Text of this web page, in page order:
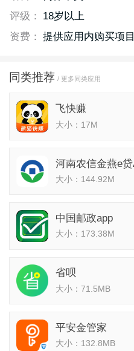
评级：
18岁以上
资费： 提供应用内购买项目
同类推荐 / 更多同类应用
飞快赚
大小：17M
河南农信金燕e
大小：144.92M
中国邮政app
大小：173.38M
省呗
大小：71.5MB
平安金管家
大小：132.8MB